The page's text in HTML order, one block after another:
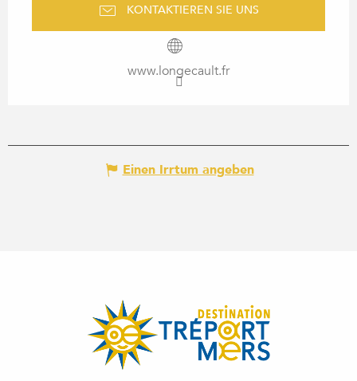
KONTAKTIEREN SIE UNS
www.longecault.fr
Einen Irrtum angeben